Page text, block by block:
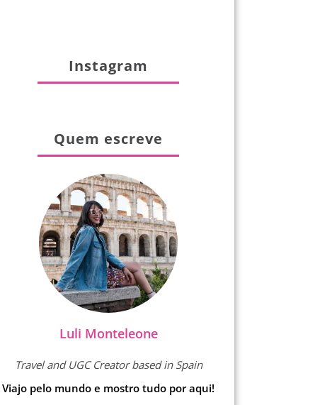
Instagram
Quem escreve
Luli Monteleone
Travel and UGC Creator based in Spain
Viajo pelo mundo e mostro tudo por aqui!